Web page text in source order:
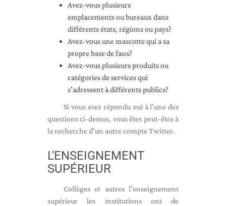
Avez-vous plusieurs
emplacements ou bureaux dans
différents états, régions ou pays?
Avez-vous une mascotte qui a sa
propre base de fans?
Avez-vous plusieurs produits ou
catégories de services qui
s'adressent à différents publics?
Si vous avez répondu oui à l'une des
questions ci-dessus, vous êtes peut-être à
la recherche d'un autre compte Twitter.
L'ENSEIGNEMENT
SUPÉRIEUR
Collèges et autres l'enseignement
supérieur les institutions ont de